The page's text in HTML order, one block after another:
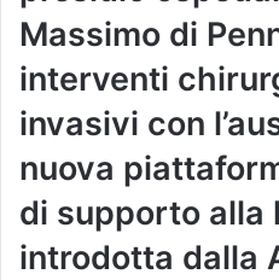
Massimo di
interventi
invasivi con
nuova
di supporto alla
introdotta dalla